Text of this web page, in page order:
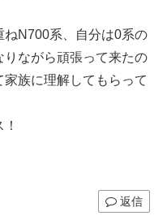
ねN700系、自分は0系の
りながら頑張って来たの
族に理解してもらって
返信